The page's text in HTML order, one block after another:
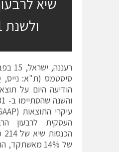
M
n
u
ולשנת 2011
הודיעה היום על
של 14%